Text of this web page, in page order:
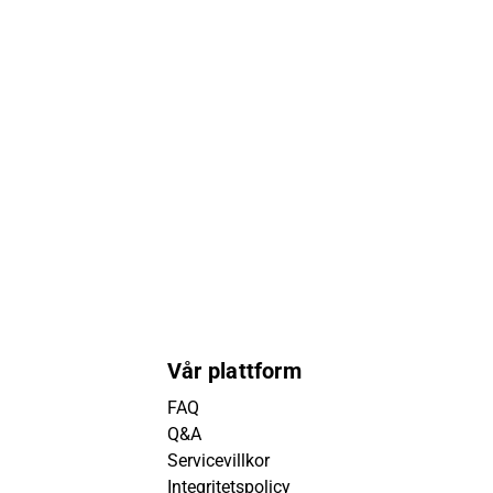
Vår plattform
FAQ
Q&A
Servicevillkor
Integritetspolicy